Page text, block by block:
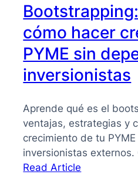
cómo hacer
PYME sin
inversionistas
Aprende qué es el
ventajas, estrategias y
crecimiento de tu
inversionistas externos.
Read Article